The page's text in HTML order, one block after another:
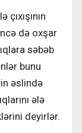
də oxşar
səbəb
bunu
əslində
ələ
deyirlər.